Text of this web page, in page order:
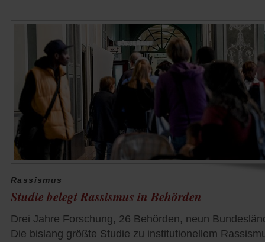
Rassismus
Studie belegt Rassismus in Behörden
Drei Jahre Forschung, 26 Behörden, neun
Die bislang größte Studie zu institutionellem